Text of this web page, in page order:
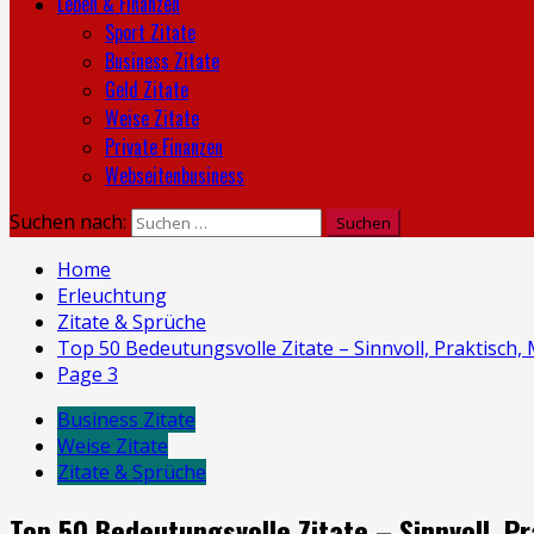
Sport Zitate
Business Zitate
Geld Zitate
Weise Zitate
Private Finanzen
Webseitenbusiness
Suchen nach:
Home
Erleuchtung
Zitate & Sprüche
Top 50 Bedeutungsvolle Zitate – Sinnvoll, Praktisch,
Page 3
Business Zitate
Weise Zitate
Zitate & Sprüche